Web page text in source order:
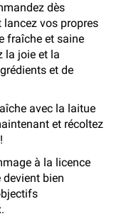
dès
vos propres
fraîche et saine
la joie et la
et de
avec la laitue
et récoltez
à la licence
devient bien